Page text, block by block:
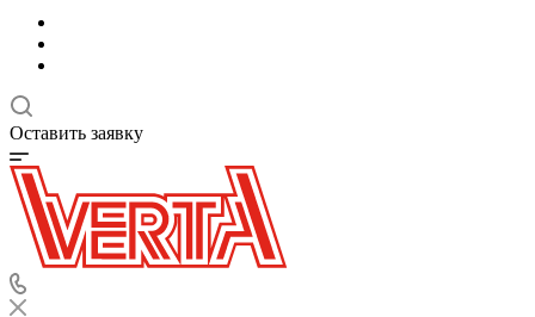
Оставить заявку